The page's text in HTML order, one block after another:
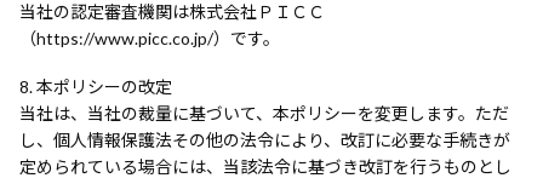
当社の認定審査機関は株式会社ＰＩＣＣ
（https://www.picc.co.jp/）です。
本ポリシーの改定
当社は、当社の裁量に基づいて、本ポリシーを変更します。ただ
し、個人情報保護法その他の法令により、改訂に必要な手続きが
定められている場合には、当該法令に基づき改訂を行うものとし